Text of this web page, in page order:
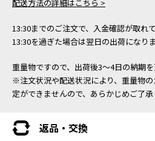
配送方法の詳細はこちら >
13:30までのご注文で、入金確認が取れ
13:30を過ぎた場合は翌日の出荷になり
重量物ですので、出荷後3～4日の納期を
※注文状況や配送状況により、重量物
定ができませんので、あらかじめご了承
返品・交換